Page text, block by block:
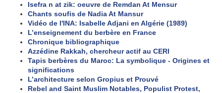
Isefra n at zik: oeuvre de Remdan At Mensur
Chants soufis de Nadia At Mansur
Vidéo de l'INA: Isabelle Adjani en Algérie (1989)
L’enseignement du berbère en France
Chronique bibliographique
Azzédine Rakkah, chercheur actif au CERI
Tapis berbères du Maroc: La symbolique - Origines et
significations
L’architecture selon Gropius et Prouvé
Rebel and Saint Muslim Notables, Populist Protest,